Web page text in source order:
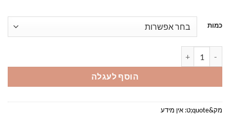
כמות
הוסף לעגלה
מק&quote;ט:
אין מידע